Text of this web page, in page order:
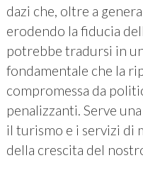
dazi che, oltre a
erodendo la fiducia
potrebbe tradursi in
fondamentale che la
compromessa da
penalizzanti. Serve
il turismo e i servizi di
della crescita del